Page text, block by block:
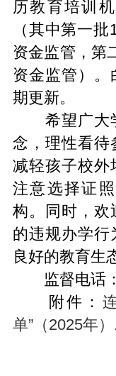
历教育培训
（其中第一
资金监管，第
资金监管）。
期更新。
希望广大学
念，理性看待
减轻孩子校外
注意选择证
构。同时，欢
的违规办学行
良好的教育生
监督电话：
附件：
单”（2025年